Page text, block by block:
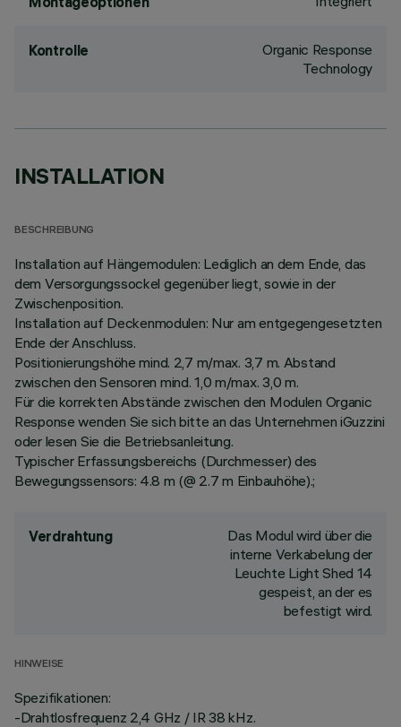
Kontrolle
Organic Response
Technology
INSTALLATION
BESCHREIBUNG
Installation auf Hängemodulen: Lediglich an dem Ende, das
dem Versorgungssockel gegenüber liegt, sowie in der
Zwischenposition.
Installation auf Deckenmodulen: Nur am entgegengesetzten
Ende der Anschluss.
Positionierungshöhe mind. 2,7 m/max. 3,7 m. Abstand
zwischen den Sensoren mind. 1,0 m/max. 3,0 m.
Für die korrekten Abstände zwischen den Modulen Organic
Response wenden Sie sich bitte an das Unternehmen iGuzzini
oder lesen Sie die Betriebsanleitung.
Typischer Erfassungsbereichs (Durchmesser) des
Bewegungssensors: 4.8 m (@ 2.7 m Einbauhöhe).;
Verdrahtung
Das Modul wird über die
interne Verkabelung der
Leuchte Light Shed 14
gespeist, an der es
befestigt wird.
HINWEISE
Spezifikationen:
-Drahtlosfrequenz 2,4 GHz / IR 38 kHz.